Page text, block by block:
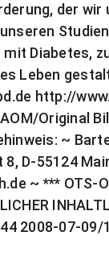
der wir
Diabetes,
Leben
http://
Original
~
D-55124
~ *** OTS-
2008-07-